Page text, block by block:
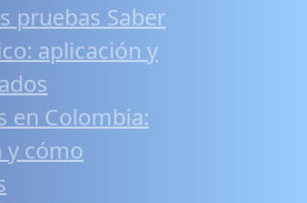
pruebas Saber
aplicación y
en Colombia:
y cómo